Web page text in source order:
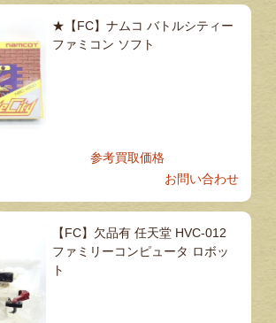
★【FC】ナムコ バトルシティー
ファミコン ソフト
参考買取価格
お問い合わせ
【FC】欠品有 任天堂 HVC-012
ファミリーコンピュータ ロボッ
ト